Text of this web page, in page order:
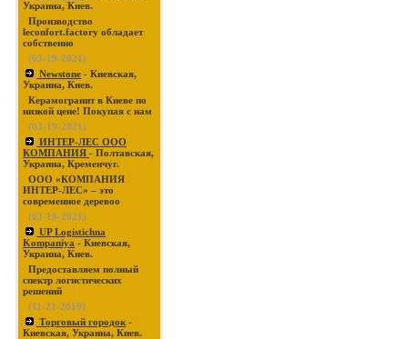
Украина, Киев.
Производство
leconfort.factory обладает
собственно
(03-19-2021)
Newstone - Киевская,
Украина, Киев.
Керамогранит в Киеве по
низкой цене! Покупая с нам
(03-19-2021)
ИНТЕР-ЛЕС ООО
КОМПАНИЯ - Полтавская,
Украина, Кременчуг.
ООО «КОМПАНИЯ
ИНТЕР-ЛЕС» – это
современное деревоо
(03-19-2021)
UP Logistichna
Kompaniya - Киевская,
Украина, Киев.
Предоставляем полный
спектр логистических
решений
(11-21-2019)
Торговый городок -
Киевская, Украина, Киев.